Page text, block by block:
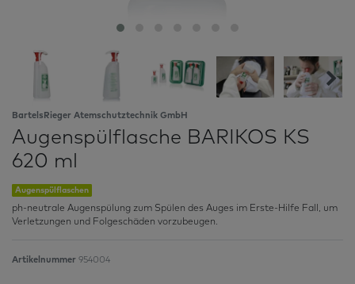
BartelsRieger Atemschutztechnik GmbH
Augenspülflasche BARIKOS KS
620 ml
Augenspülflaschen
ph-neutrale Augenspülung zum Spülen des Auges im Erste-Hilfe Fall, um
Verletzungen und Folgeschäden vorzubeugen.
Artikelnummer 954004